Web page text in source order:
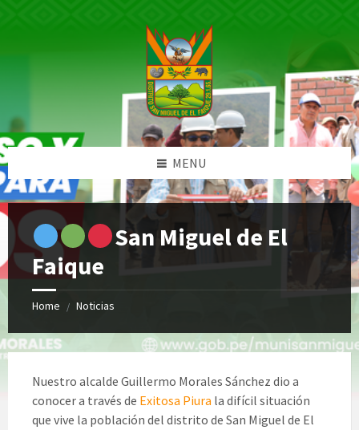
MENU
San Miguel de El
Faique
Home / Noticias
Nuestro alcalde Guillermo Morales Sánchez dio a
conocer a través de Exitosa Piura la difícil situación
que vive la población del distrito de San Miguel de El